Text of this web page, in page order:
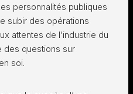
personnalités publiques
subir des opérations
attentes de l’industrie du
des questions sur
soi.